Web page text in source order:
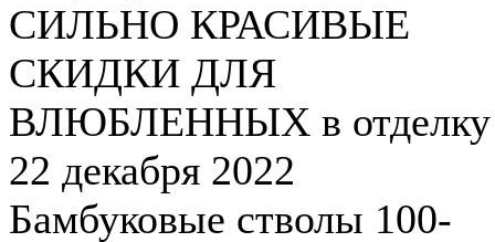
СИЛЬНО КРАСИВЫЕ
СКИДКИ ДЛЯ
ВЛЮБЛЕННЫХ в отделку
22 декабря 2022
Бамбуковые стволы 100-